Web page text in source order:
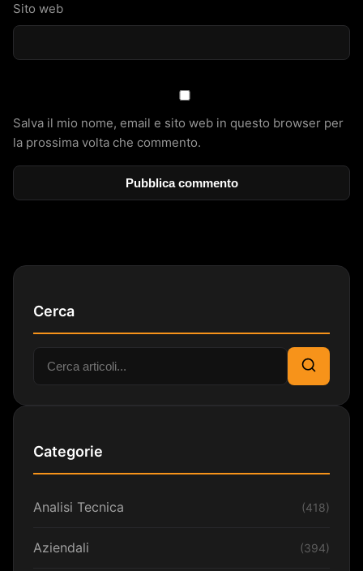
Sito web
Salva il mio nome, email e sito web in questo browser per
la prossima volta che commento.
Cerca
Cerca:
Cerca
Categorie
Analisi Tecnica (418)
Aziendali (394)